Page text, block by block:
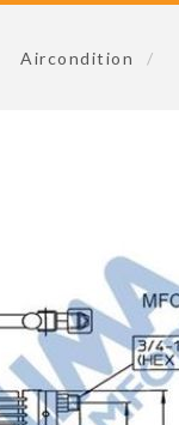
Aircondition /